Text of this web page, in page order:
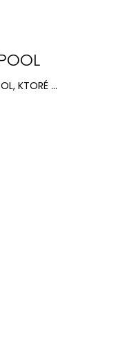
KTORÉ ...